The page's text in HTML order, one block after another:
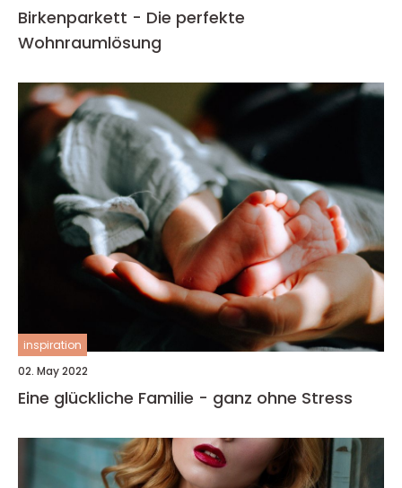
Birkenparkett - Die perfekte
Wohnraumlösung
inspiration
02. May 2022
Eine glückliche Familie - ganz ohne Stress